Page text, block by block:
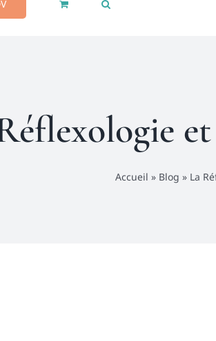
Accueil » Blog » La